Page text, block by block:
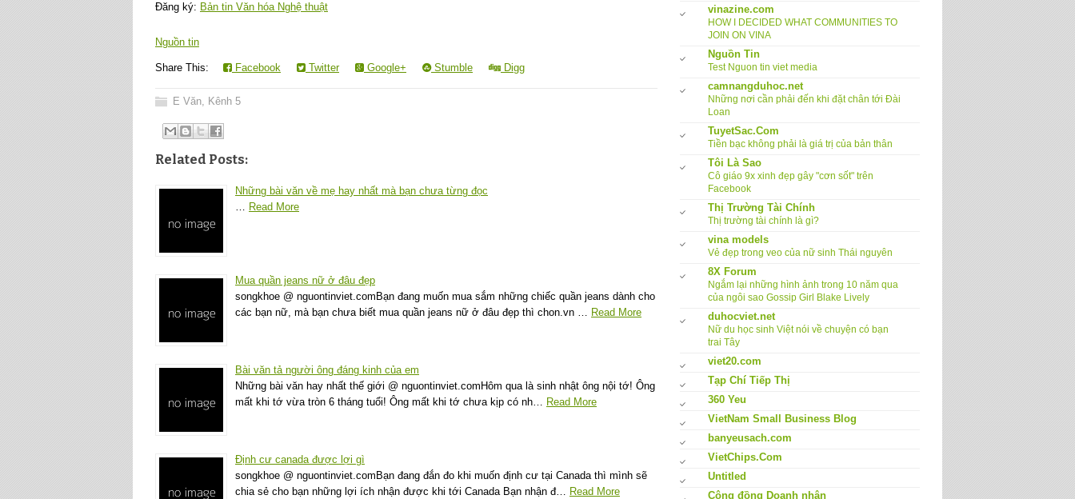
Đăng ký: Bản tin Văn hóa Nghệ thuật
Nguồn tin
Share This: Facebook Twitter Google+ Stumble Digg
E Văn, Kênh 5
Related Posts:
Những bài văn về mẹ hay nhất mà bạn chưa từng đọc
Read More
Mua quần jeans nữ ở đâu đẹp
songkhoe @ nguontinviet.comBạn đang muốn mua sắm những chiếc quần jeans dành cho
các bạn nữ, mà bạn chưa biết mua quần jeans nữ ở đâu đẹp thì chon.vn …
Read More
Bài văn tả người ông đáng kinh của em
Những bài văn hay nhất thế giới @ nguontinviet.comHôm qua là sinh nhật ông nội tớ! Ông
mất khi tớ vừa tròn 6 tháng tuổi! Ông mất khi tớ chưa kịp có nh…
Read More
Định cư canada được lợi gì
songkhoe @ nguontinviet.comBạn đang đắn đo khi muốn định cư tại Canada thì mình sẽ
chia sẻ cho bạn những lợi ích nhận được khi tới Canada Bạn nhận đ…
Read More
vinazine.com
HOW I DECIDED WHAT COMMUNITIES TO
JOIN ON VINA
Nguồn Tin
Test Nguon tin viet media
camnangduhoc.net
Những nơi cần phải đến khi đặt chân tới Đài
Loan
TuyetSac.Com
Tiền bạc không phải là giá trị của bản thân
Tôi Là Sao
Cô giáo 9x xinh đẹp gây "cơn sốt" trên
Facebook
Thị Trường Tài Chính
Thị trường tài chính là gì?
vina models
Vẻ đẹp trong veo của nữ sinh Thái nguyên
8X Forum
Ngắm lại những hình ảnh trong 10 năm qua
của ngôi sao Gossip Girl Blake Lively
duhocviet.net
Nữ du học sinh Việt nói về chuyện có bạn
trai Tây
viet20.com
Tạp Chí Tiếp Thị
360 Yeu
VietNam Small Business Blog
banyeusach.com
VietChips.Com
Untitled
Cộng đồng Doanh nhân